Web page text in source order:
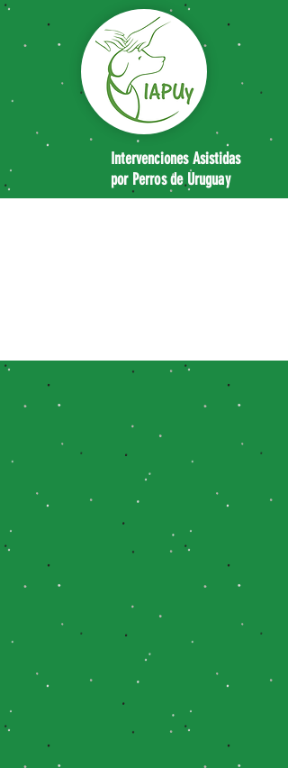
Intervenciones Asistidas
por Perros deUruguay